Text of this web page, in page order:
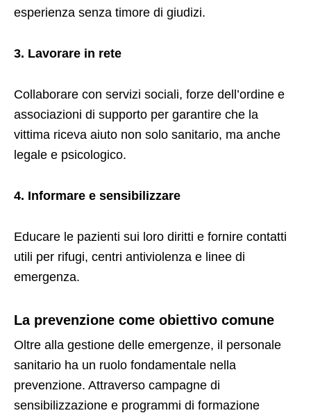
esperienza senza timore di giudizi.
3. Lavorare in rete
Collaborare con servizi sociali, forze dell’ordine e
associazioni di supporto per garantire che la
vittima riceva aiuto non solo sanitario, ma anche
legale e psicologico.
4. Informare e sensibilizzare
Educare le pazienti sui loro diritti e fornire contatti
utili per rifugi, centri antiviolenza e linee di
emergenza.
La prevenzione come obiettivo comune
Oltre alla gestione delle emergenze, il personale
sanitario ha un ruolo fondamentale nella
prevenzione. Attraverso campagne di
sensibilizzazione e programmi di formazione